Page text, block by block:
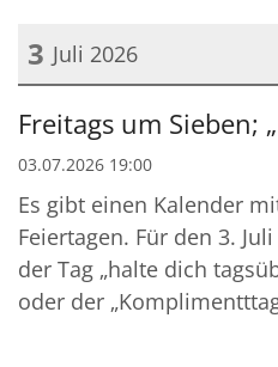
3 Juli 2026
Datum: 3. Juli 2026
Freitags um Sieben;
03.07.2026 19:00
Es gibt einen Kalender
Feiertagen. Für den 3.
der Tag „halte dich
oder der